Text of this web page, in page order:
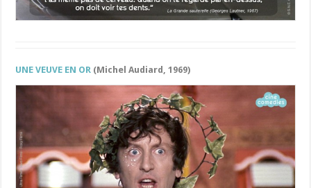
UNE VEUVE EN OR (Michel Audiard, 1969)